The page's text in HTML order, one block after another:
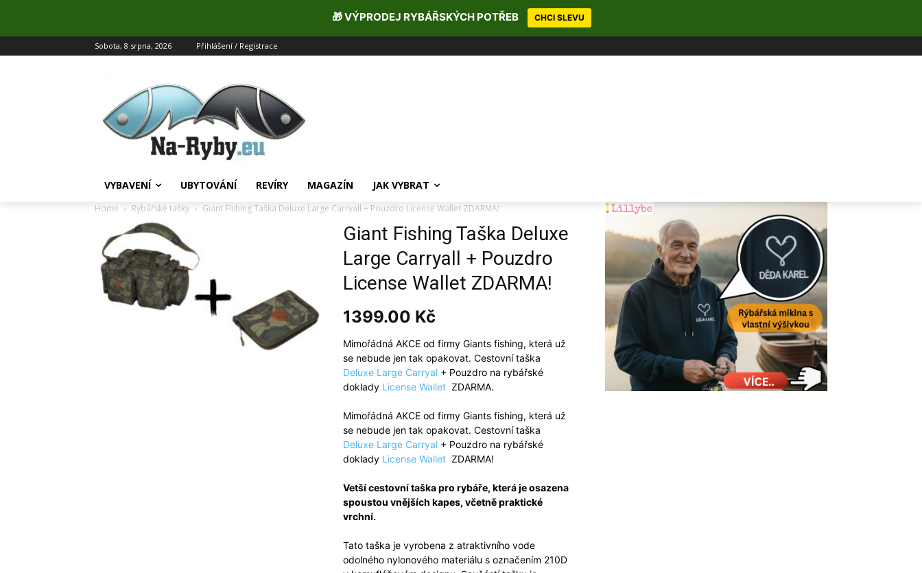
Sobota, 8 srpna, 2026 Přihlášení / Registrace
VYBAVENÍ UBYTOVÁNÍ REVÍRY MAGAZÍN JAK VYBRAT
Home Rybářské tašky Giant Fishing Taška Deluxe Large Carryall + Pouzdro License Wallet ZDARMA!
Giant Fishing Taška Deluxe
Large Carryall + Pouzdro
License Wallet ZDARMA!
1399.00 Kč
Mimořádná AKCE od firmy Giants fishing, která už
se nebude jen tak opakovat. Cestovní taška
Deluxe Large Carryal+ Pouzdro na rybářské
doklady License Wallet ZDARMA.
Mimořádná AKCE od firmy Giants fishing, která už
se nebude jen tak opakovat. Cestovní taška
Deluxe Large Carryal+ Pouzdro na rybářské
doklady License Wallet ZDARMA!
Vetší cestovní taška pro rybáře, která je osazena
spoustou vnějších kapes, včetně praktické
vrchní.
Tato taška je vyrobena z atraktivního vode
odolného nylonového materiálu s označením 210D
🎁 VÝPRODEJ RYBÁŘSKÝCH POTŘEB CHCI SLEVU